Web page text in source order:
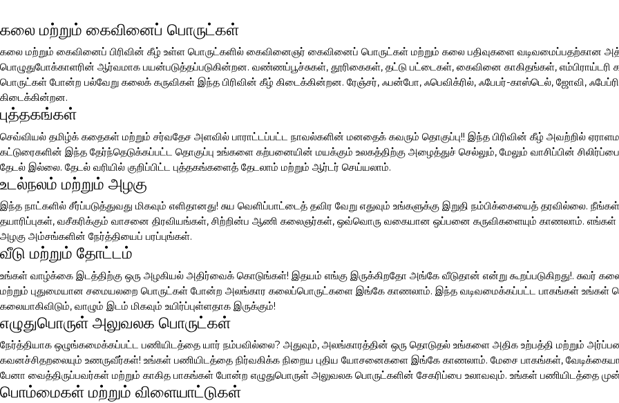
கலை மற்றும் கைவினைப் பொருட்கள்
கலை மற்றும் கைவினைப் பிரிவின் கீழ் உள்ள பொருட்களில் கைவினைஞர் கைவினைப் பொருட்கள் மற்றும் கலை பதிவுகளை
பொழுதுபோக்காளரின் ஆர்வமாக பயன்படுத்தப்படுகின்றன. வண்ணப்பூச்சுகள், தூரிகைகள், தட்டு பட்டைகள், கைவினை காகிதங்கள், எம்பிராய்டரி
பொருட்கள் போன்ற பல்வேறு கலைக் கருவிகள் இந்த பிரிவின் கீழ் கிடைக்கின்றன. ரேஞ்சர், ஃபன்போ, ஃபெவிக்ரில், ஃபேபர்-காஸ்டெல், ஜோவி,
கிடைக்கின்றன.
புத்தகங்கள்
செவ்வியல் தமிழ்க் கதைகள் மற்றும் சர்வதேச அளவில் பாராட்டப்பட்ட நாவல்களின் மனதைக் கவரும் தொகுப்பு!! இந்த பிரிவின் கீழ் அவற்றில்
கட்டுரைகளின் இந்த தேர்ந்தெடுக்கப்பட்ட தொகுப்பு உங்களை கற்பனையின் மயக்கும் உலகத்திற்கு அழைத்துச் செல்லும், மேலும் வாசிப்பின்
தேடல் இல்லை. தேடல் வரியில் குறிப்பிட்ட புத்தகங்களைத் தேடலாம் மற்றும் ஆர்டர் செய்யலாம்.
உடல்நலம் மற்றும் அழகு
இந்த நாட்களில் சீர்ப்படுத்துவது மிகவும் எளிதானது! சுய வெளிப்பாட்டைத் தவிர வேறு எதுவும் உங்களுக்கு இறுதி நம்பிக்கையைத் தரவில்லை.
தயாரிப்புகள், வசீகரிக்கும் வாசனை திரவியங்கள், சிற்றின்ப ஆணி கலைஞர்கள், ஒவ்வொரு வகையான ஒப்பனை கருவிகளையும் காணலாம். எங்கள்
அழகு அம்சங்களின் நேர்த்தியைப் பரப்புங்கள்.
வீடு மற்றும் தோட்டம்
உங்கள் வாழ்க்கை இடத்திற்கு ஒரு அழகியல் அதிர்வைக் கொடுங்கள்! இதயம் எங்கு இருக்கிறதோ அங்கே வீடுதான் என்று கூறப்படுகிறது!. சுவர்
மற்றும் புதுமையான சமையலறை பொருட்கள் போன்ற அலங்கார கலைப்பொருட்களை இங்கே காணலாம். இந்த வடிவமைக்கப்பட்ட பாகங்கள் உங்கள்
கலையாகிவிடும், வாழும் இடம் மிகவும் உயிர்ப்புள்ளதாக இருக்கும்!
எழுதுபொருள் அலுவலக பொருட்கள்
நேர்த்தியாக ஒழுங்கமைக்கப்பட்ட பணியிடத்தை யார் நம்பவில்லை? அதுவும், அலங்காரத்தின் ஒரு தொடுதல் உங்களை அதிக உற்பத்தி மற்றும்
கவனச்சிதறலையும் உணருவீர்கள்! உங்கள் பணியிடத்தை நிர்வகிக்க நிறைய புதிய யோசனைகளை இங்கே காணலாம். மேசை பாகங்கள்,
பேனா வைத்திருப்பவர்கள் மற்றும் காகித பாகங்கள் போன்ற எழுதுபொருள் அலுவலக பொருட்களின் சேகரிப்பை உலாவவும். உங்கள் பணியிடத்தை
பொம்மைகள் மற்றும் விளையாட்டுகள்